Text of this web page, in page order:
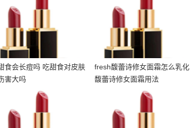
食会长痘吗 吃甜食对皮肤
害大吗
fresh馥蕾诗修女面霜怎么乳化
馥蕾诗修女面霜用法
拉朵尚除螨皂成分 朵拉
兰蔻菁纯面霜成分 兰蔻菁